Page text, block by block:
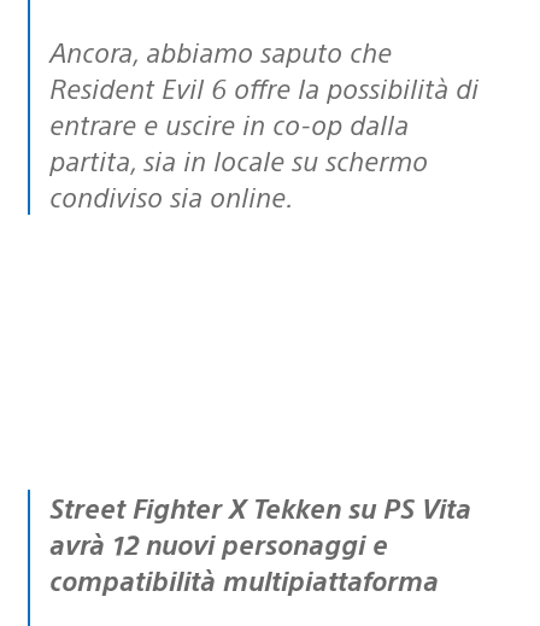
Ancora, abbiamo saputo che
Resident Evil 6 offre la possibilità di
entrare e uscire in co-op dalla
partita, sia in locale su schermo
condiviso sia online.
Street Fighter X Tekken su PS Vita
avrà 12 nuovi personaggi e
compatibilità multipiattaforma